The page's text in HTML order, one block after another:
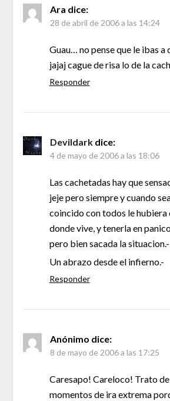
Ara dice:
28 de abril de 2006 a las 14:24
Guau… no pense que le ibas a
jajaj cague de risa lo de la
Responder
Devildark dice:
4 de mayo de 2006 a las 18:06
Las cachetadas hay que
jeje pero siempre y cuando
coincido con todos le hubiera
donde vive, y tenerla en
pero bien sacada la situacion.-
Un abrazo desde el infierno.-
Responder
Anónimo dice:
8 de mayo de 2006 a las 17:25
Caresapo! Careloco! Trato
momentos de ira extrema